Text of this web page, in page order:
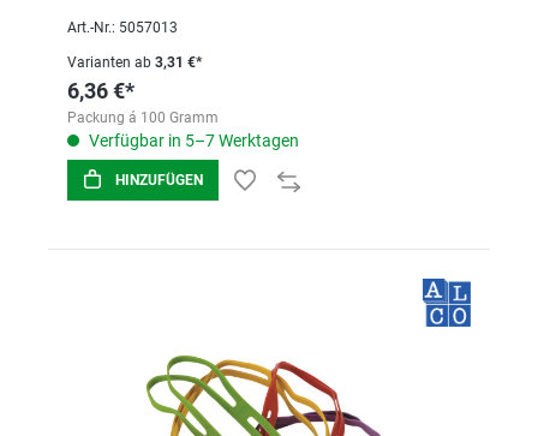
Art.-Nr.: 5057013
Varianten ab 3,31 €*
6,36 €*
Packung á 100 Gramm
Verfügbar in 5–7 Werktagen
HINZUFÜGEN